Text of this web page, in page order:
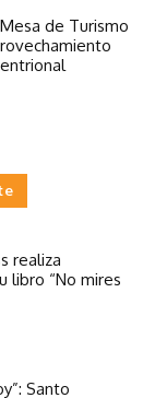
de Turismo
realiza
libro “No mires
Santo